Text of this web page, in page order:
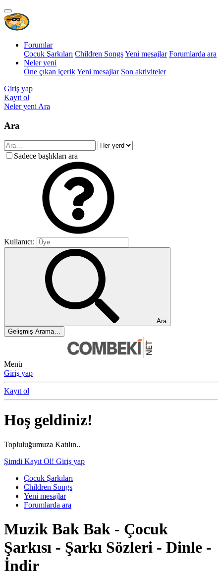
Forumlar
Çocuk Şarkıları Children SongsYeni mesajlar Forumlarda ara
Neler yeni
Öne çıkan içerikYeni mesajlar Son aktiviteler
Giriş yap
Kayıt ol
Neler yeni Ara
Ara
Sadece başlıkları ara
Kullanıcı:
Ara
Gelişmiş Arama…
Menü
Giriş yap
Kayıt ol
Hoş geldiniz!
Topluluğumuza Katılın..
Şimdi Kayıt Ol! Giriş yap
Çocuk Şarkıları
Children Songs
Yeni mesajlar
Forumlarda ara
Muzik Bak Bak - Çocuk
Şarkısı - Şarkı Sözleri - Dinle -
İndir